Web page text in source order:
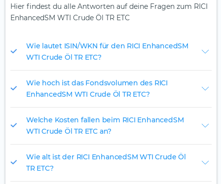
Hier findest du alle Antworten auf deine Fragen zum RICI
EnhancedSM WTI Crude Öl TR ETC
Wie lautet ISIN/WKN für den RICI EnhancedSM
WTI Crude Öl TR ETC?
Wie hoch ist das Fondsvolumen des RICI
EnhancedSM WTI Crude Öl TR ETC?
Welche Kosten fallen beim RICI EnhancedSM
WTI Crude Öl TR ETC an?
Wie alt ist der RICI EnhancedSM WTI Crude Öl
TR ETC?